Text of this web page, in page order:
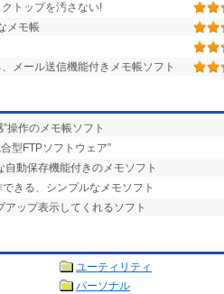
トップを汚さない!
メモ帳
メール送信機能付きメモ帳ソフト
操作のメモ帳ソフト
型FTPソフトウェア”
動保存機能付きのメモソフト
きる、シンプルなメモソフト
ップ表示してくれるソフト
ユーティリティ
パーソナル